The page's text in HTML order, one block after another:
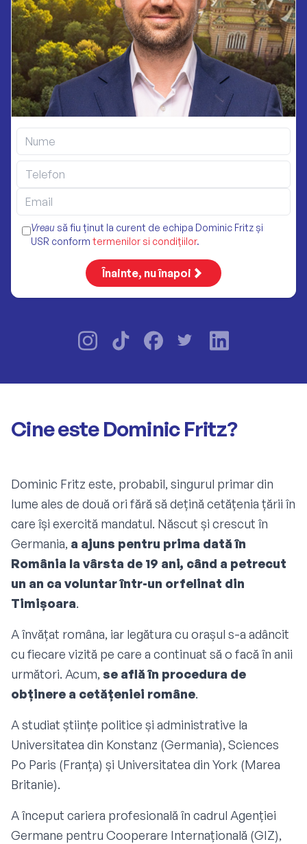
Vreau să fiu ținut la curent de echipa Dominic Fritz și
USR conform termenilor si condițiilor.
Înainte, nu înapoi
Cine este Dominic Fritz?
Dominic Fritz este, probabil, singurul primar din
lume ales de două ori fără să dețină cetățenia țării în
care își exercită mandatul. Născut și crescut în
Germania, a ajuns pentru prima dată în
România la vârsta de 19 ani, când a petrecut
un an ca voluntar într-un orfelinat din
Timișoara.
A învățat româna, iar legătura cu orașul s-a adâncit
cu fiecare vizită pe care a continuat să o facă în anii
următori. Acum, se află în procedura de
obținere a cetățeniei române.
A studiat științe politice și administrative la
Universitatea din Konstanz (Germania), Sciences
Po Paris (Franța) și Universitatea din York (Marea
Britanie).
A început cariera profesională în cadrul Agenției
Germane pentru Cooperare Internațională (GIZ),